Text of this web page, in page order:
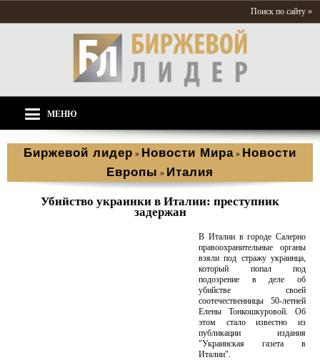
Поиск по сайту »
МЕНЮ
Биржевой лидер » Новости Мира » Новости
Европы » Италия
Убийство украинки в Италии: преступник
задержан
В Италии в городе Салерно
правоохранительные органы
взяли под стражу украинца,
который попал под
подозрение в деле об
убийстве своей
соотечественницы 50-летней
Елены Тонкошкуровой. Об
этом стало известно из
публикации издания
"Украинская газета в
Италии".